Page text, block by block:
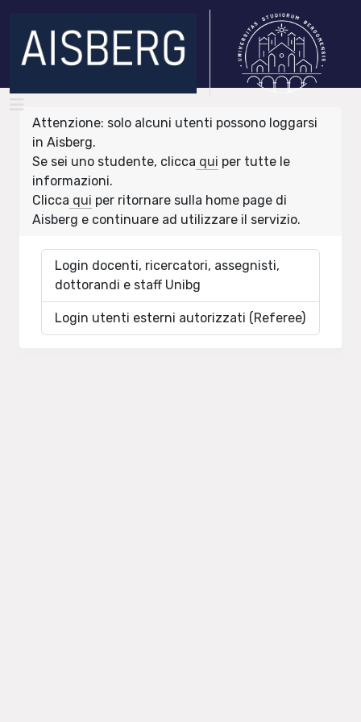
Attenzione: solo alcuni utenti possono loggarsi
in Aisberg.
Se sei uno studente, clicca qui per tutte le
informazioni.
Clicca qui per ritornare sulla home page di
Aisberg e continuare ad utilizzare il servizio.
Login docenti, ricercatori, assegnisti,
dottorandi e staff Unibg
Login utenti esterni autorizzati (Referee)